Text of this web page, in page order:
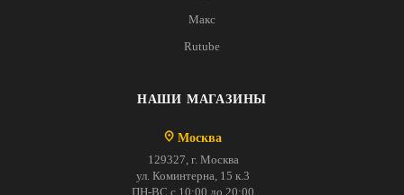
Макс
Rutube
НАШИ МАГАЗИНЫ
Москва
129327, г. Москва
ул. Коминтерна, 15 к.3
ПН-ВС с 10:00 до 20:00